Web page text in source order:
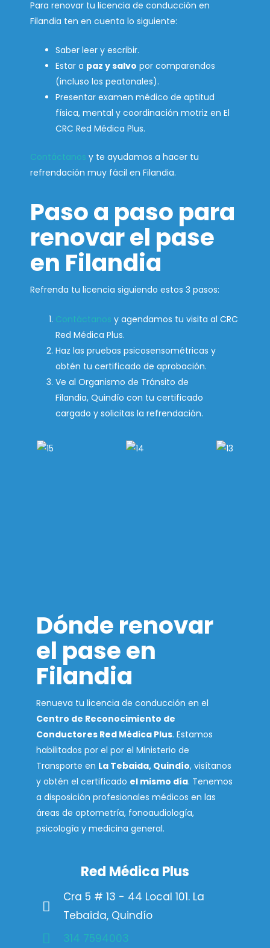
Para renovar tu licencia de conducción en
Filandia ten en cuenta lo siguiente:
Saber leer y escribir.
Estar a paz y salvo por comparendos
(incluso los peatonales).
Presentar examen médico de aptitud
física, mental y coordinación motriz en El
CRC Red Médica Plus.
Contáctanos y te ayudamos a hacer tu
refrendación muy fácil en Filandia.
Paso a paso para
renovar el pase
en Filandia
Refrenda tu licencia siguiendo estos 3 pasos:
Contáctanos y agendamos tu visita al CRC
Red Médica Plus.
Haz las pruebas psicosensométricas y
obtén tu certificado de aprobación.
Ve al Organismo de Tránsito de
Filandia, Quindío con tu certificado
cargado y solicitas la refrendación.
Dónde renovar
el pase en
Filandia
Renueva tu licencia de conducción en el
Centro de Reconocimiento de
Conductores Red Médica Plus. Estamos
habilitados por el por el Ministerio de
Transporte en La Tebaida, Quindío, visítanos
y obtén el certificado el mismo día. Tenemos
a disposición profesionales médicos en las
áreas de optometría, fonoaudiología,
psicología y medicina general.
Red Médica Plus
Cra 5 # 13 - 44 Local 101. La
Tebaida, Quindío
314 7594003